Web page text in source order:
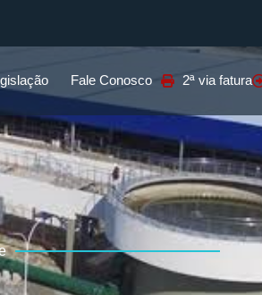
Fale Conosco 2ª via fatura